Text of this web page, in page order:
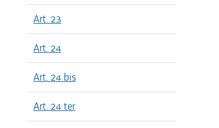
Art. 23
Art. 24
Art. 24 bis
Art. 24 ter